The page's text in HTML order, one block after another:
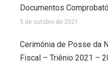
Documentos
5 de outubro de 2021
Cerimônia de Posse da
Fiscal – Triênio 2021 –